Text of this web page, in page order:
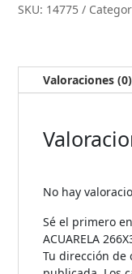
SKU: 14775
Valoraciones (0)
No hay
Sé el primero en
ACUARELA
Tu dirección de